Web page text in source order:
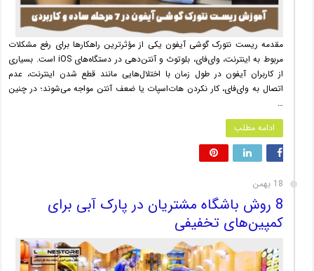
مقدمه ریست نتورک گوشی آیفون یکی از مؤثرترین راهکارها برای رفع مشکلات
مربوط به اینترنت، وای‌فای، بلوتوث و آنتن‌دهی در دستگاه‌های iOS است. بسیاری
از کاربران آیفون در طول زمان با اختلال‌هایی مانند قطع شدن اینترنت، عدم
اتصال به وای‌فای، کار نکردن هات‌اسپات یا ضعف آنتن مواجه می‌شوند؛ در چنین
…
ادامه مطلب
18 بهمن
8 روش باشگاه مشتریان در پارک آبی برای
کمپین‌های تخفیفی